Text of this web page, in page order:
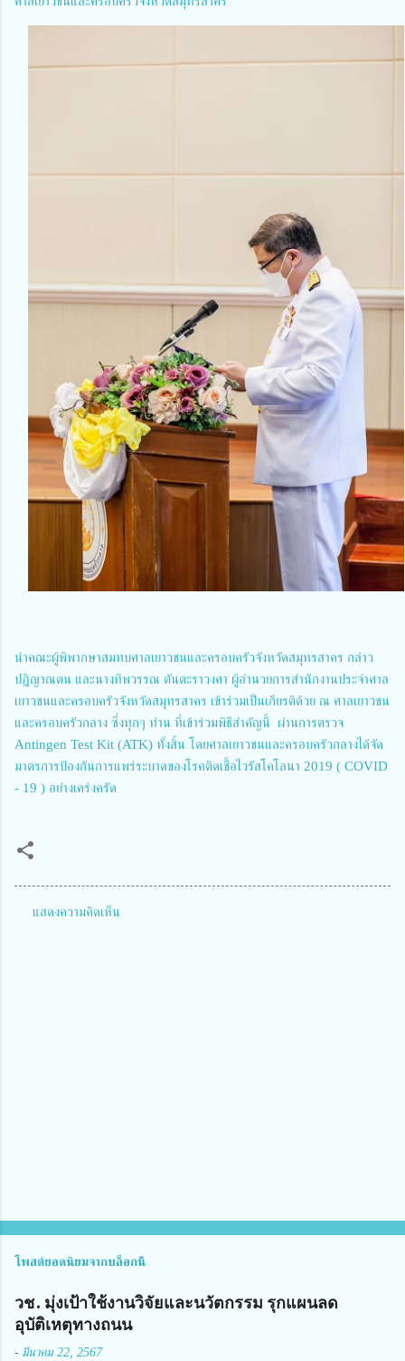
นำคณะผู้พิพากษาสมทบศาลเยาวชนและครอบครัวจังหวัดสมุทรสาคร กล่าว
ปฏิญาณตน และนางทิพวรรณ ตันตะราวงศา ผู้อำนวยการสำนักงานประจำศาล
เยาวชนและครอบครัวจังหวัดสมุทรสาคร เข้าร่วมเป็นเกียรติด้วย ณ ศาลเยาวชน
และครอบครัวกลาง ซึ่งทุกๆ ท่าน ที่เข้าร่วมพิธีสำคัญนี้ ผ่านการตรวจ
Antingen Test Kit (ATK) ทั้งสิ้น โดยศาลเยาวชนและครอบครัวกลางได้จัด
มาตรการป้องกันการแพร่ระบาดของโรคติดเชื้อไวรัสโคโลนา 2019 ( COVID
- 19 ) อย่างเคร่งครัด
แสดงความคิดเห็น
โพสต์ยอดนิยมจากบล็อกนี้
วช. มุ่งเป้าใช้งานวิจัยและนวัตกรรม รุกแผนลด
อุบัติเหตุทางถนน
- มีนาคม 22, 2567